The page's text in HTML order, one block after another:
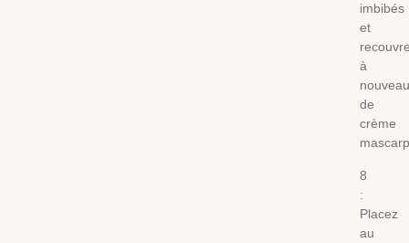
imbibés
et
à
nouveau
de
crème
8
:
Placez
au